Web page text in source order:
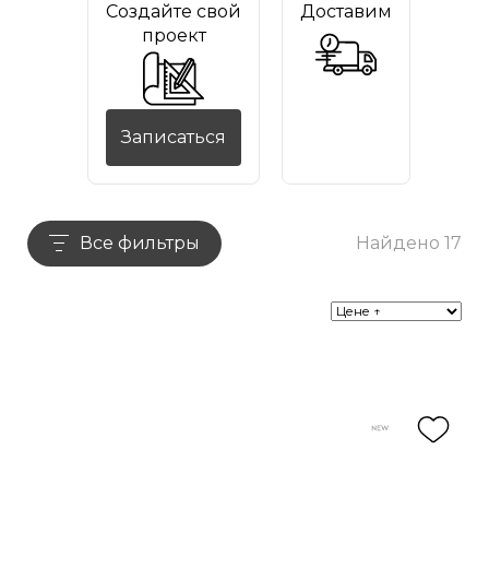
Создайте свой
проект
Записаться
Доставим
Все фильтры Найдено 17